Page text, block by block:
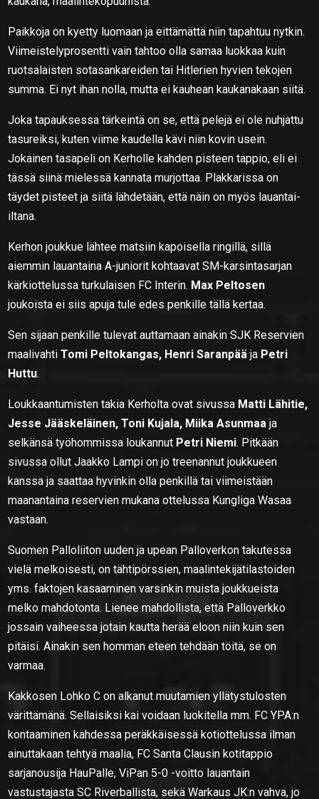
Paikkoja on kyetty luomaan ja eittämättä niin tapahtuu nytkin.
Viimeistelyprosentti vain tahtoo olla samaa luokkaa kuin
ruotsalaisten sotasankareiden tai Hitlerien hyvien tekojen
summa. Ei nyt ihan nolla, mutta ei kauhean kaukanakaan siitä.
Joka tapauksessa tärkeintä on se, että pelejä ei ole nuhjattu
tasureiksi, kuten viime kaudella kävi niin kovin usein.
Jokainen tasapeli on Kerholle kahden pisteen tappio, eli ei
tässä siinä mielessä kannata murjottaa. Plakkarissa on
täydet pisteet ja siitä lähdetään, että näin on myös lauantai-
iltana.
Kerhon joukkue lähtee matsiin kapoisella ringillä, sillä
aiemmin lauantaina A-juniorit kohtaavat SM-karsintasarjan
kärkiottelussa turkulaisen FC Interin. Max Peltosen
joukoista ei siis apuja tule edes penkille tällä kertaa.
Sen sijaan penkille tulevat auttamaan ainakin SJK Reservien
maalivahtiTomi Peltokangas, Henri Saranpää ja Petri
Huttu.
Loukkaantumisten takia Kerholta ovat sivussa Matti Lähitie,
Jesse Jääskeläinen, Toni Kujala, Miika Asunmaa ja
selkänsä työhommissa loukannut Petri Niemi. Pitkään
sivussa ollut Jaakko Lampi on jo treenannut joukkueen
kanssa ja saattaa hyvinkin olla penkillä tai viimeistään
maanantaina reservien mukana ottelussa Kungliga Wasaa
vastaan.
Suomen Palloliiton uuden ja upean Palloverkon takutessa
vielä melkoisesti, on tähtipörssien, maalintekijätilastoiden
yms. faktojen kasaaminen varsinkin muista joukkueista
melko mahdotonta. Lienee mahdollista, että Palloverkko
jossain vaiheessa jotain kautta herää eloon niin kuin sen
pitäisi. Ainakin sen homman eteen tehdään töitä, se on
varmaa.
Kakkosen Lohko C on alkanut muutamien yllätystulosten
värittämänä. Sellaisiksi kai voidaan luokitella mm. FC YPA:n
kontaaminen kahdessa peräkkäisessä kotiottelussa ilman
ainuttakaan tehtyä maalia, FC Santa Clausin kotitappio
sarjanousija HauPalle, ViPan 5-0 -voitto lauantain
vastustajasta SC Riverballista, sekä Warkaus JK:n vahva, jo